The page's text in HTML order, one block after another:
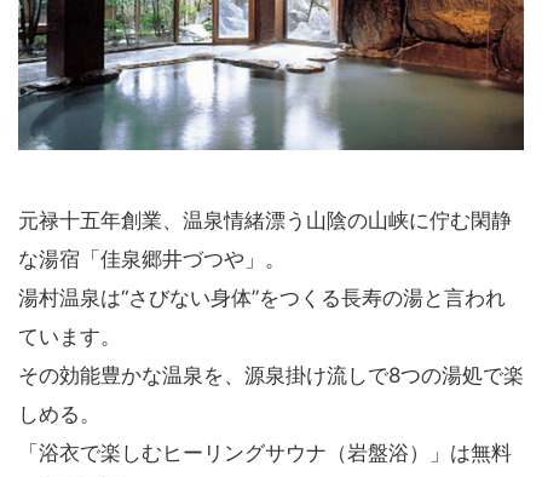
元禄十五年創業、温泉情緒漂う山陰の山峡に佇む閑静
な湯宿「佳泉郷井づつや」。
湯村温泉は“さびない身体”をつくる長寿の湯と言われ
ています。
その効能豊かな温泉を、源泉掛け流しで8つの湯処で楽
しめる。
「浴衣で楽しむヒーリングサウナ（岩盤浴）」は無料